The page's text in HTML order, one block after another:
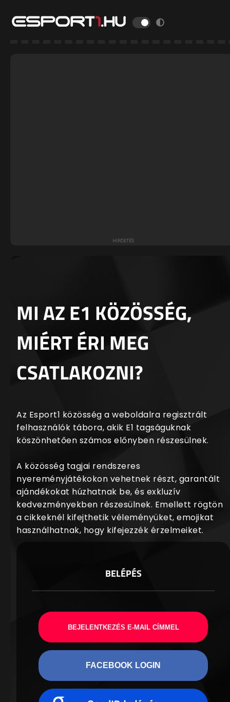
MI AZ E1 KÖZÖSSÉG,
MIÉRT ÉRI MEG
CSATLAKOZNI?
Az Esport1 közösség a weboldalra regisztrált
felhasználók tábora, akik E1 tagságuknak
köszönhetően számos előnyben részesülnek.
A közösség tagjai rendszeres
nyereményjátékokon vehetnek részt, garantált
ajándékokat húzhatnak be, és exkluzív
kedvezményekben részesülnek. Emellett rögtön
a cikkeknél kifejthetik véleményüket, emojikat
használhatnak, hogy kifejezzék érzelmeiket.
BELÉPÉS
BEJELENTKEZÉS E-MAIL CÍMMEL
FACEBOOK LOGIN